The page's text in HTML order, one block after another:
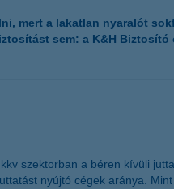
mert a lakatlan nyaralót
sem: a K&H
szektorban a béren kívüli
nyújtó cégek aránya.